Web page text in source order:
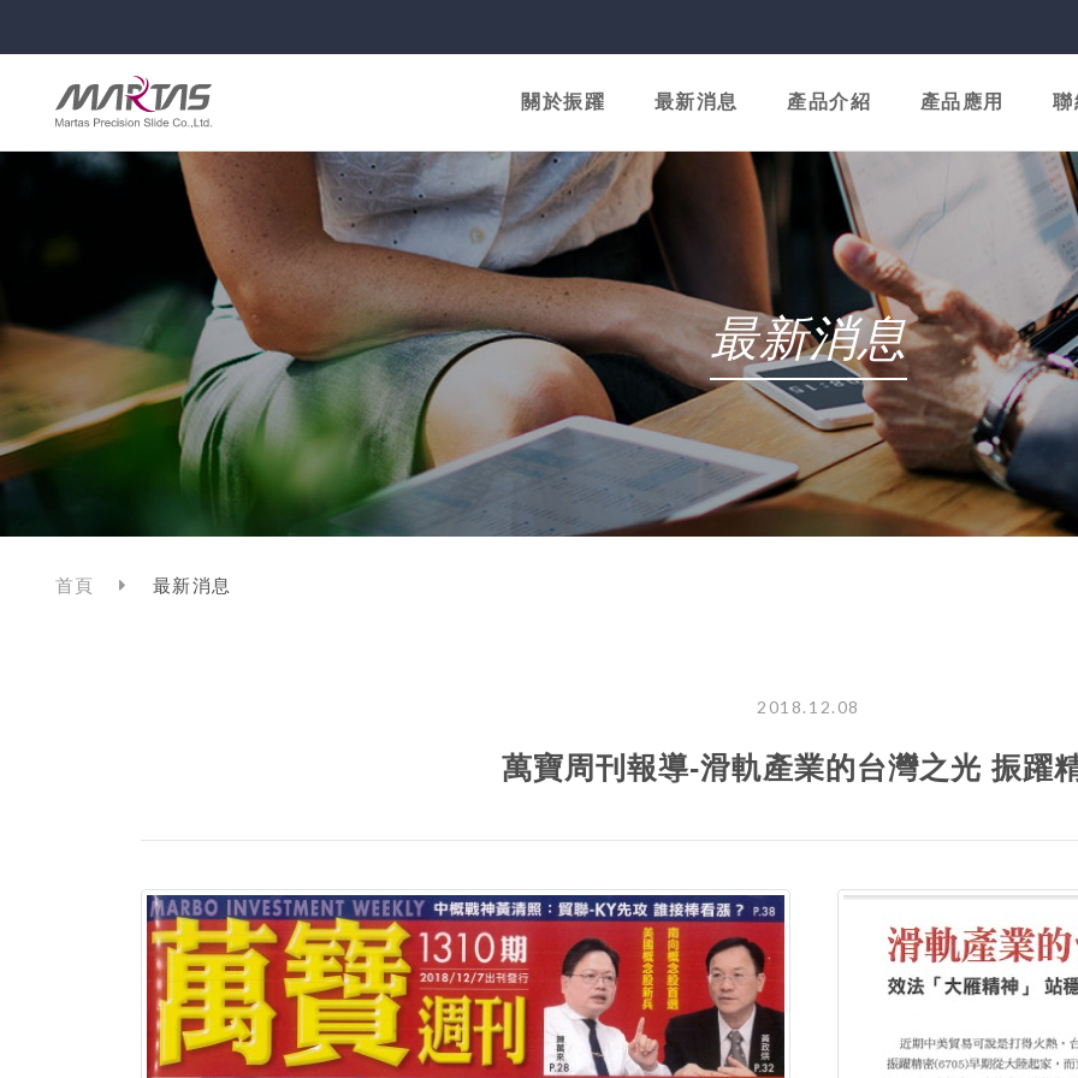
關於振躍 最新消息 產品介紹 產品應用 聯
最新消息
首頁 最新消息
2018.12.08
萬寶周刊報導-滑軌產業的台灣之光 振躍